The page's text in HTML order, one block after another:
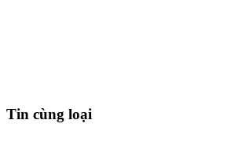
Tin cùng loại